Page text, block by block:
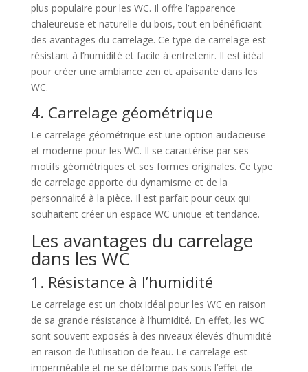
plus populaire pour les WC. Il offre l’apparence
chaleureuse et naturelle du bois, tout en bénéficiant
des avantages du carrelage. Ce type de carrelage est
résistant à l’humidité et facile à entretenir. Il est idéal
pour créer une ambiance zen et apaisante dans les
WC.
4. Carrelage géométrique
Le carrelage géométrique est une option audacieuse
et moderne pour les WC. Il se caractérise par ses
motifs géométriques et ses formes originales. Ce type
de carrelage apporte du dynamisme et de la
personnalité à la pièce. Il est parfait pour ceux qui
souhaitent créer un espace WC unique et tendance.
Les avantages du carrelage
dans les WC
1. Résistance à l’humidité
Le carrelage est un choix idéal pour les WC en raison
de sa grande résistance à l’humidité. En effet, les WC
sont souvent exposés à des niveaux élevés d’humidité
en raison de l’utilisation de l’eau. Le carrelage est
imperméable et ne se déforme pas sous l’effet de